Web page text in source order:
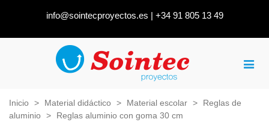
info@sointecproyectos.es | +34 91 805 13 49
Inicio > Material didáctico > Material escolar >
Reglas de
aluminio
> Reglas aluminio con goma 30 cm